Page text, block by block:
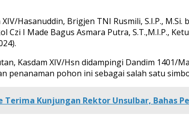
XIV/Hasanuddin, Brigjen TNI Rusmili, S.I.P.,
Czi I Made Bagus Asmara Putra, S.T.,M.I.P.,
Kasdam XIV/Hsn didampingi Dandim
penanaman pohon ini sebagai salah satu
Terima Kunjungan Rektor Unsulbar, Bahas